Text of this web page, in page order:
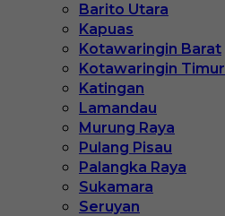
Barito Utara
Kapuas
Kotawaringin Barat
Kotawaringin Timur
Katingan
Lamandau
Murung Raya
Pulang Pisau
Palangka Raya
Sukamara
Seruyan